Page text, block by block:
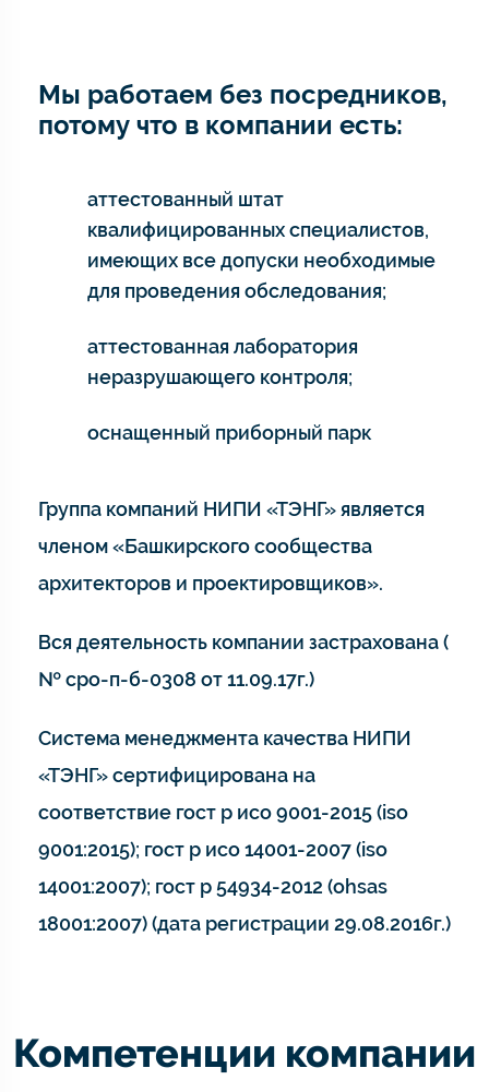
Мы работаем без посредников,
потому что в компании есть:
аттестованный штат
квалифицированных специалистов,
имеющих все допуски необходимые
для проведения обследования;
аттестованная лаборатория
неразрушающего контроля;
оснащенный приборный парк
Группа компаний НИПИ «ТЭНГ» является
членом «Башкирского сообщества
архитекторов и проектировщиков».
Вся деятельность компании застрахована (
№ сро-п-б-0308 от 11.09.17г.)
Система менеджмента качества НИПИ
«ТЭНГ» сертифицирована на
соответствие гост р исо 9001-2015 (iso
9001:2015); гост р исо 14001-2007 (iso
14001:2007); гост р 54934-2012 (ohsas
18001:2007) (дата регистрации 29.08.2016г.)
Компетенции компании